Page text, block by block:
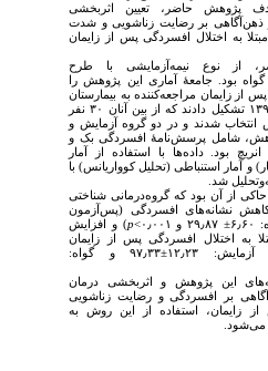
حاضر، تعیین اثربخشی
ذهن‌آگاهی بر رضایت زناشویی و شدت
به اختلال افسردگی پس از زایمان
از نوع نیمه‌آزمایشی با طرح
بود. جامعۀ آماری این پژوهش را
از زایمان مراجعه‌کننده به بیمارستان
مادر شهرستان یزد در سال ۱۳۹۶ تشکیل دادند که از بین آنان ۳۰ نفر
شدند و در دو گروه آزمایش و
شامل پرسش‌نامۀ افسردگی بک و
بود. داده‌ها با استفاده از آمار
آمار استنباطی (تحلیل کوواریانس) با
از آن بود که گروه‌درمانی شناختی
نشانه‌های افسردگی (پس‌آزمون
<
p) و افزایش
به اختلال افسردگی پس از زایمان
می‌شود (پس‌آزمون گروه آزمایش: ۱۲٫۲۳±۹۷٫۳۳ و گواه:
این پژوهش و اثربخشی درمان
بر افسردگی و رضایت زناشویی
زایمان، استفاده از این روش به